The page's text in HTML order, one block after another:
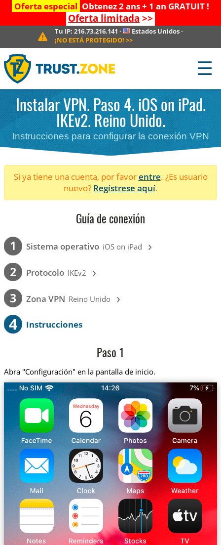
Oferta especial Obtenez 2 ans + 1 an GRATUIT !
Oferta limitada >>
Tu IP: 216.73.216.141 · Estados Unidos ·
¡NO ESTÁ PROTEGIDO! >>
☰
Instalar VPN. Paso 4. iOS on iPad.
IKEv2. Reino Unido.
Instrucciones para configurar la conexión VPN
Si ya tiene una cuenta, por favorentre. ¿Es usuario
nuevo? Regístrese aquí.
Guía de conexión
1 Sistema operativo iOS on iPad ›
2 Protocolo IKEv2 ›
3 Zona VPN Reino Unido ›
4 Instrucciones
Paso 1
Abra "Configuración" en la pantalla de inicio.